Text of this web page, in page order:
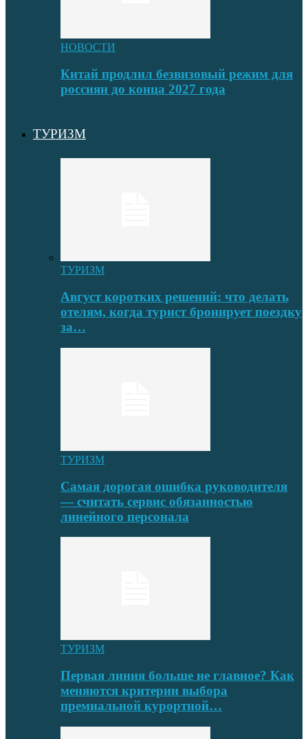
НОВОСТИ
Китай продлил безвизовый режим для
россиян до конца 2027 года
ТУРИЗМ
ТУРИЗМ
Август коротких решений: что делать
отелям, когда турист бронирует поездку
за…
ТУРИЗМ
Самая дорогая ошибка руководителя
— считать сервис обязанностью
линейного персонала
ТУРИЗМ
Первая линия больше не главное? Как
меняются критерии выбора
премиальной курортной…